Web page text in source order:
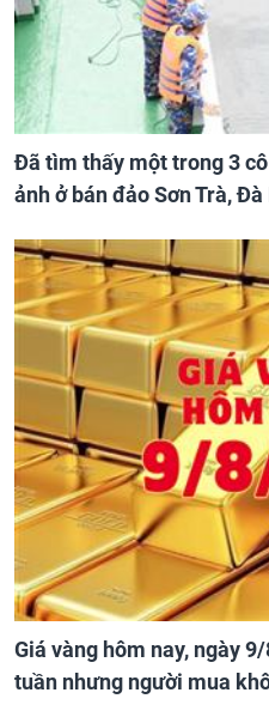
Đã tìm thấy một trong 3
ảnh ở bán đảo Sơn Trà, Đà
Giá vàng hôm nay, ngày
tuần nhưng người mua